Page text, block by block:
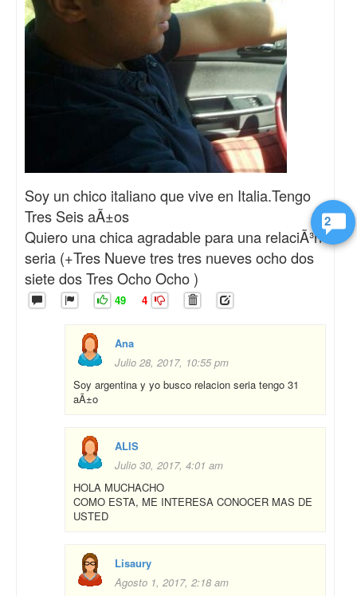
2
Soy un chico italiano que vive en Italia.Tengo
Tres Seis aÃ±os
Quiero una chica agradable para una relaciÃ³n
seria (+Tres Nueve tres tres nueves ocho dos
siete dos Tres Ocho Ocho )
49 4
Ana
Julio 28, 2017, 10:55 pm
Soy argentina y yo busco relacion seria tengo 31
aÃ±o
ALIS
Julio 30, 2017, 4:01 am
HOLA MUCHACHO
COMO ESTA, ME INTERESA CONOCER MAS DE
USTED
Lisaury
Agosto 1, 2017, 2:18 am